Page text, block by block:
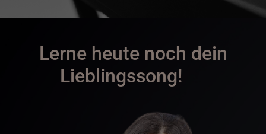
​Lerne heute noch dein
Lieblingssong!